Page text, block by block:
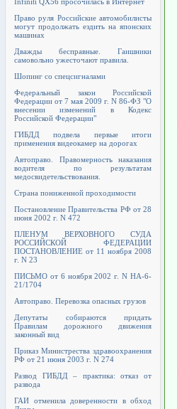
Право руля Российские автомобилисты
могут продолжать ездить на японских
машинах
Дважды бесправные. Гаишники
самовольно ужесточают правила.
Шопинг со спецсигналами
Федеральный закон Российской
Федерации от 7 мая 2009 г. N 86-ФЗ "О
внесении изменений в Кодекс
Российской Федерации"
ГИБДД подвела первые итоги
применения видеокамер на дорогах
Автоправо. Правомерность наказания
водителя по результатам
медосвидетельствования.
Страна пониженной проходимости
Постановление Правительства РФ от 28
июня 2002 г. N 472
ПЛЕНУМ ВЕРХОВНОГО СУДА
РОССИЙСКОЙ ФЕДЕРАЦИИ
ПОСТАНОВЛЕНИЕ от 11 ноября 2008
г. N 23
ПИСЬМО от 6 ноября 2002 г. N НА-6-
21/1704
Автоправо. Перевозка опасных грузов
Депутаты собираются придать
Правилам дорожного движения
законный вид
Приказ Министрества здравоохранения
РФ от 21 июня 2003 г. N 274
Развод ГИБДД – практика: отказ от
развода
ГАИ отменила доверенности в обход